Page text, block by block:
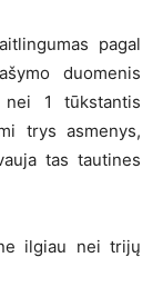
pagal
duomenis
nei 1 tūkstantis
trys asmenys,
tas tautines
ilgiau nei trijų